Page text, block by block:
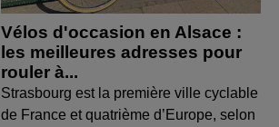
Vélos d'occasion en Alsace :
les meilleures adresses pour
rouler à...
Strasbourg est la première ville cyclable
de France et quatrième d’Europe, selon